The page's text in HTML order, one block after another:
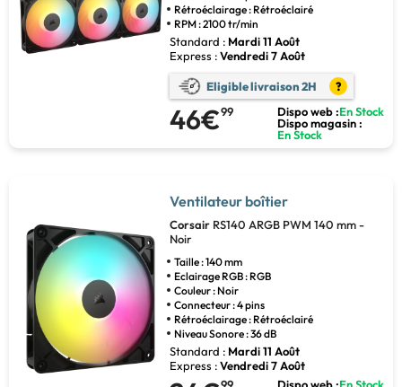
Rétroéclairage : Rétroéclairé
RPM : 2100 tr/min
Standard : Mardi 11 Août
Express :Vendredi 7 Août
Eligible livraison 2H ?
46€99 Dispo web :En Stock
Dispo magasin :
En Stock
Ventilateur boîtier
Corsair RS140 ARGB PWM 140 mm -
Noir
Taille : 140 mm
Eclairage RGB : RGB
Couleur : Noir
Connecteur : 4 pins
Rétroéclairage : Rétroéclairé
Niveau Sonore : 36 dB
Standard : Mardi 11 Août
Express :Vendredi 7 Août
99 Dispo web :En Stock